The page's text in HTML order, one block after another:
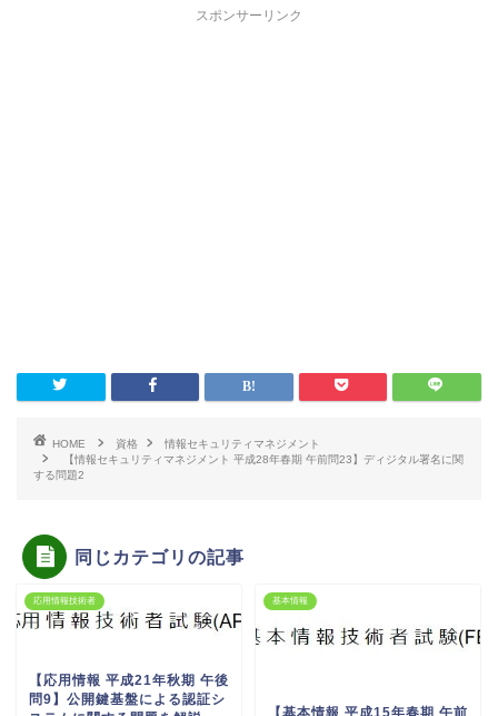
スポンサーリンク
HOME 資格
情報セキュリティマネジメント
【情報セキュリティマネジメント 平成28年春期 午前問23】ディジタル署名に関
する問題2
同じカテゴリの記事
応用情報技術者
【応用情報 平成21年秋期 午後
問9】公開鍵基盤による認証シ
基本情報
【基本情報 平成15年春期 午前